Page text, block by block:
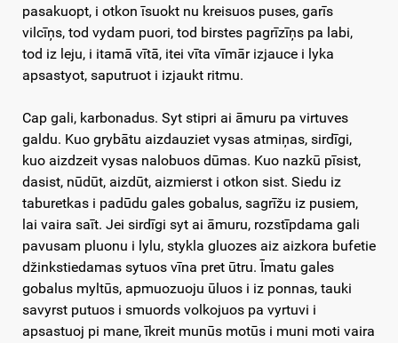
pasakuopt, i otkon īsuokt nu kreisuos puses, garīs
vilcīņs, tod vydam puori, tod birstes pagrīzīņs pa labi,
tod iz leju, i itamā vītā, itei vīta vīmār izjauce i lyka
apsastyot, saputruot i izjaukt ritmu.
Cap gali, karbonadus. Syt stipri ai āmuru pa virtuves
galdu. Kuo grybātu aizdauziet vysas atmiņas, sirdīgi,
kuo aizdzeit vysas nalobuos dūmas. Kuo nazkū pīsist,
dasist, nūdūt, aizdūt, aizmierst i otkon sist. Siedu iz
taburetkas i padūdu gales gobalus, sagrīžu iz pusiem,
lai vaira saīt. Jei sirdīgi syt ai āmuru, rozstīpdama gali
pavusam pluonu i lylu, stykla gluozes aiz aizkora bufetie
džinkstiedamas sytuos vīna pret ūtru. Īmatu gales
gobalus myltūs, apmuozuoju ūluos i iz ponnas, tauki
savyrst putuos i smuords volkojuos pa vyrtuvi i
apsastuoj pi mane, īkreit munūs motūs i muni moti vaira